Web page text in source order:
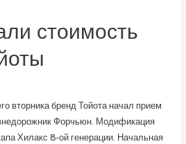
стоимость
вторника бренд Тойота начал прием
Форчьюн. Модификация
Хилакс 8-ой генерации. Начальная